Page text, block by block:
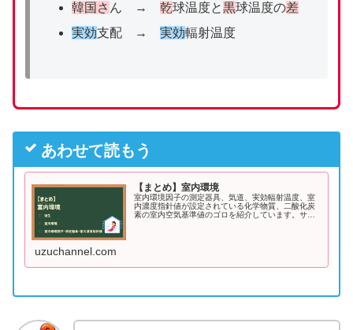
韓国さ ん → 乾球温度と黒球温度の差
実効支配 → 実効輻射温度
あわせて読もう
【まとめ】室内環境
室内環境因子の測定器具、気道、実効輻射温度、室
内濃度指針値が設定されている化学物質、二酸化炭
素の室内空気基準値のゴロを紹介しています。サク
uzuchannel.com